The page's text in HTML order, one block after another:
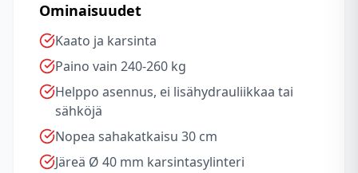
Ominaisuudet
Kaato ja karsinta
Paino vain 240-260 kg
Helppo asennus, ei lisähydrauliikkaa tai
sähköjä
Nopea sahakatkaisu 30 cm
Järeä Ø 40 mm karsintasylinteri